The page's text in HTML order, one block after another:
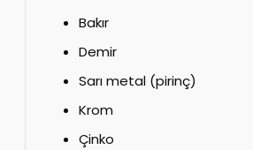
Bakır
Demir
Sarı metal (pirinç)
Krom
Çinko